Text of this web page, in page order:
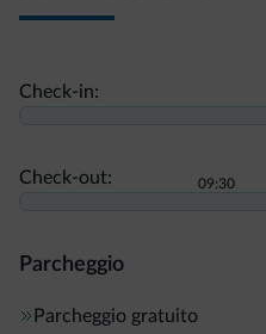
Check-in:
Check-out: 09:30
Parcheggio
Parcheggio gratuito